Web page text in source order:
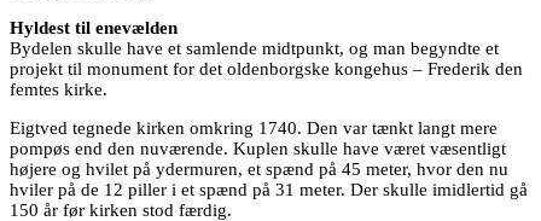
Hyldest til enevælden
Bydelen skulle have et samlende midtpunkt, og man begyndte et
projekt til monument for det oldenborgske kongehus – Frederik den
femtes kirke.
Eigtved tegnede kirken omkring 1740. Den var tænkt langt mere
pompøs end den nuværende. Kuplen skulle have været væsentligt
højere og hvilet på ydermuren, et spænd på 45 meter, hvor den nu
hviler på de 12 piller i et spænd på 31 meter. Der skulle imidlertid gå
150 år før kirken stod færdig.